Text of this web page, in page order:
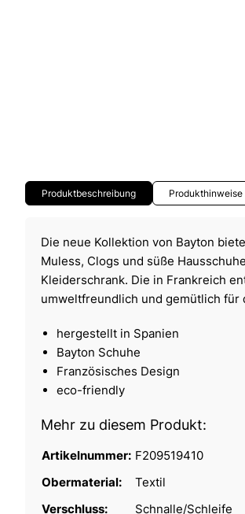
Produktbeschreibung Produkthinweise
Die neue Kollektion von Bayton
Muless, Clogs und süße
Kleiderschrank. Die in Frankreich
umweltfreundlich und gemütlich für
hergestellt in Spanien
Bayton Schuhe
Französisches Design
eco-friendly
Mehr zu diesem Produkt:
Artikelnummer: F209519410
Obermaterial:
Textil
Verschluss:
Schnalle/Schleife